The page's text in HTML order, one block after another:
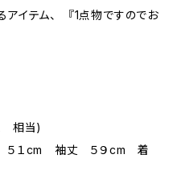
アイテム、 『1点物ですのでお
相当)
１cm 袖丈 ５９cm 着